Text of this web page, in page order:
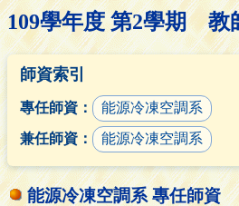
109學年度 第2學期 教
師資索引
專任師資：
能源冷凍空調系
兼任師資：
能源冷凍空調系
能源冷凍空調系 專任師資